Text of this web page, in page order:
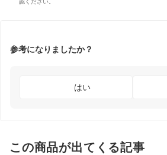
参考になりましたか？
はい
この商品が出てくる記事